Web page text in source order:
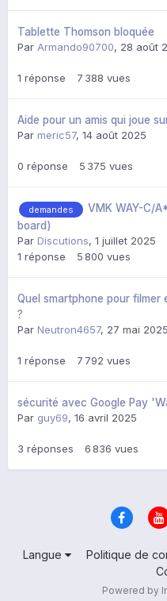
Tablette Thomson bloquée
Par Armando90700, 28 août
1 réponse 7 388 vues
Aide pour un amis qui joue
Par meric57, 14 août 2025
0 réponse 5 375 vues
demandes
VMK WAY-C/
board)
Par Discutions, 1 juillet 2025
1 réponse 5 800 vues
Quel smartphone pour filmer
?
Par Neutron4657, 27 mai 2025
1 réponse 7 792 vues
sécurité avec Google Pay
Par guy69, 16 avril 2025
3 réponses 6 836 vues
Langue Politique de
Powered by